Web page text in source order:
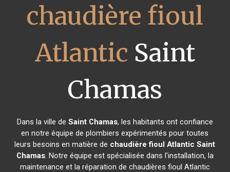
chaudière fioul
Atlantic Saint
Chamas
Dans la ville de Saint Chamas, les habitants ont confiance
en notre équipe de plombiers expérimentés pour toutes
leurs besoins en matière de chaudière fioul Atlantic Saint
Chamas. Notre équipe est spécialisée dans l'installation, la
maintenance et la réparation de chaudières fioul Atlantic